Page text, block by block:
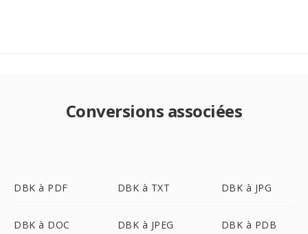
Conversions associées
DBK à PDF DBK à TXT DBK à JPG
DBK à DOC DBK à JPEG DBK à PDB